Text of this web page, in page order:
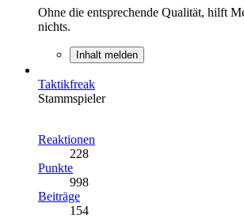
Ohne die entsprechende Qualität, hilft
nichts.
Inhalt melden
Taktikfreak
Stammspieler
Reaktionen
228
Punkte
998
Beiträge
154